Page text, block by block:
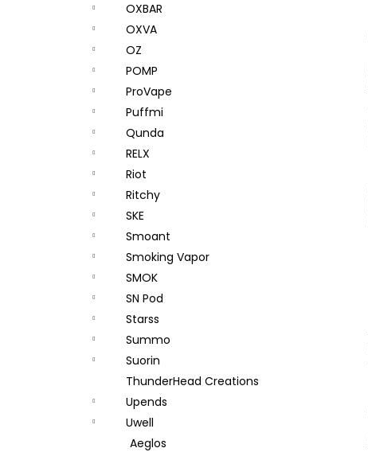
OXBAR
OXVA
OZ
POMP
ProVape
Puffmi
Qunda
RELX
Riot
Ritchy
SKE
Smoant
Smoking Vapor
SMOK
SN Pod
Starss
Summo
Suorin
ThunderHead Creations
Upends
Uwell
Aeglos